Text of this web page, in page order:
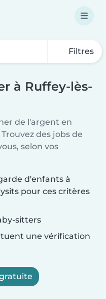
Filtres
à Ruffey-lès-
de l'argent en
des jobs de
selon vos
d'enfants à
pour ces critères
sitters
une vérification